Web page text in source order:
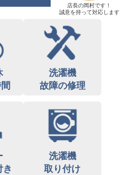
店長の岡村です！
誠意を持って対応します
洗濯機
故障の修理
き
洗濯機
取り付け